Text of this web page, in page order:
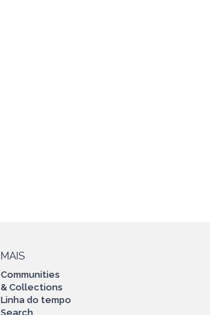
MAIS
Communities
& Collections
Linha do tempo
Search